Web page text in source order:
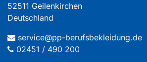
52511 Geilenkirchen
Deutschland
service@pp-berufsbekleidung.de
02451 / 490 200